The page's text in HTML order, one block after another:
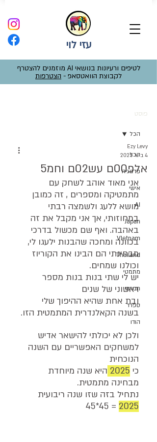
עזי לוי
לטיפים ורעיונות בנושאי AI מוזמנים להצטרף
לקבוצת הוואטסאפ - הצטרפות
פוסט
הכל
פדגוגיה
אישי
AI
Japan
VIetnam
Thailand
מתמטי
חברתי
ספרד
הודו
הכל
אלפ00ם עש02ם וחמ5
Ezy Levy
4 בינו׳ 2025
אני מאוד אוהב לשחק עם
מתמטיקה ומספרים , זה כמובן
מושא ללעג ולשמצה רבתי
במחוזותי, אך אני מקבל את זה
באהבה. ואף שם מכשול בדרכי
בכוונה ומחכה שהבנות ילעגו לי,
מבחינתי הם הבינו את הקוריוז
וכולנו שמחים.
יש לי שתי בנות בנות מספר
ראשוני של שנים
ובת אחת שהיא ההיפוך שלי
בשנה הקאלנדרית המתמטית הזו.
ולכן לא יכולתי להישאר אדיש
למשחקים האפשריים עם השנה
הנוכחית
כי 2025 היא שנה מיוחדת
מבחינה מתמטית.
נתחיל בזה שזו שנה ריבועית
45*45 = 2025